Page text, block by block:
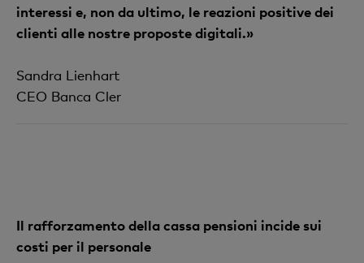
interessi e, non da ultimo, le reazioni positive dei
clienti alle nostre proposte digitali.»
Sandra Lienhart
CEO Banca Cler
Il rafforzamento della cassa pensioni incide sui
costi per il personale